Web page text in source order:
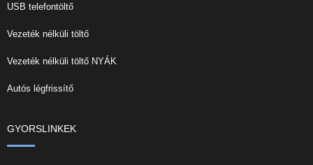
USB telefontöltő
Vezeték nélküli töltő
Vezeték nélküli töltő NYÁK
Autós légfrissítő
GYORSLINKEK